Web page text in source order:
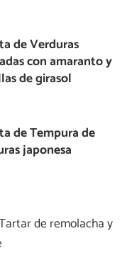
de Verduras
con amaranto y
de girasol
de Tempura de
japonesa
de remolacha y